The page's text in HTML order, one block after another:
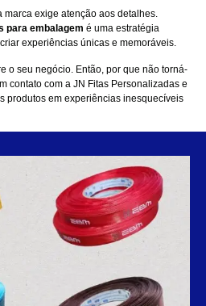
marca exige atenção aos detalhes.
para embalagem é uma estratégia
experiências únicas e memoráveis.
o seu negócio. Então, por que não torná-
contato com a JN Fitas Personalizadas e
produtos em experiências inesquecíveis